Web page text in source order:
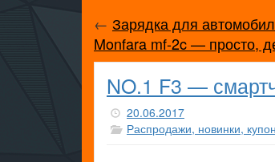
← Зарядка для
Monfara mf-2c — просто,
NO.1 F3 —
20.06.2017
Распродажи, новинки,